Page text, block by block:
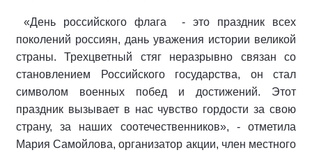
«День российского флага - это праздник всех
поколений россиян, дань уважения истории великой
страны. Трехцветный стяг неразрывно связан со
становлением Российского государства, он стал
символом военных побед и достижений. Этот
праздник вызывает в нас чувство гордости за свою
страну, за наших соотечественников», - отметила
Мария Самойлова, организатор акции, член местного